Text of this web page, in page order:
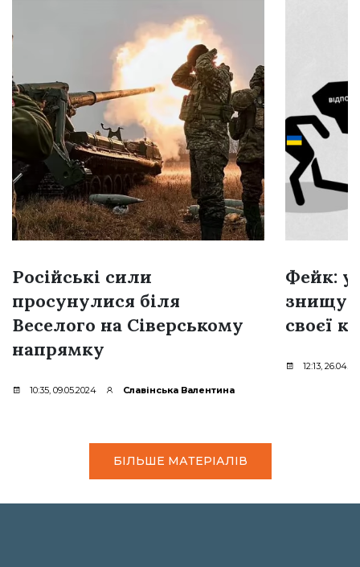
Російські сили
просунулися біля
Веселого на Сіверському
напрямку
10:35, 09.05.2024 Славінська Валентина
Фейк:
своєї
12:13,
БІЛЬШЕ МАТЕРІАЛІВ